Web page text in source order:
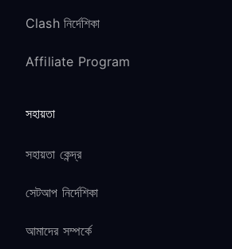
Clash নির্দেশিকা
Affiliate Program
সহায়তা
সহায়তা কেন্দ্র
সেটআপ নির্দেশিকা
আমাদের সম্পর্কে